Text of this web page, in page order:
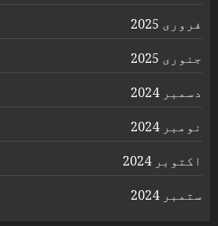
فروری 2025
جنوری 2025
دسمبر 2024
نومبر 2024
اکتوبر 2024
ستمبر 2024